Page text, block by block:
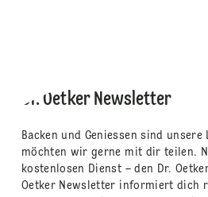
Dr. Oetker Newsletter
Backen und Geniessen sind
möchten wir gerne mit dir teilen.
kostenlosen Dienst – den Dr.
Oetker Newsletter informiert dich